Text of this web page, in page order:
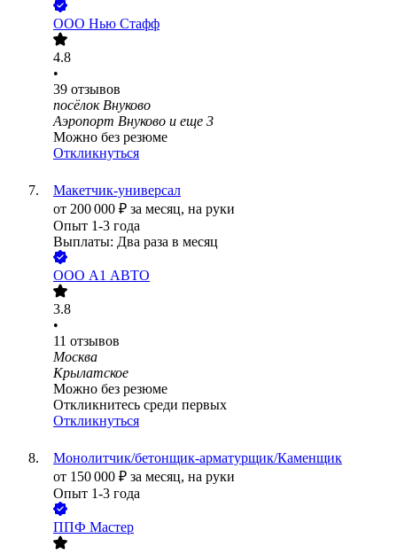
ООО Нью Стафф
4.8
•
39 отзывов
посёлок Внуково
Аэропорт Внуково и еще 3
Можно без резюме
Откликнуться
Макетчик-универсал
от 200 000 ₽ за месяц, на руки
Опыт 1-3 года
Выплаты: Два раза в месяц
ООО А1 АВТО
3.8
•
11 отзывов
Москва
Крылатское
Можно без резюме
Откликнитесь среди первых
Откликнуться
Монолитчик/бетонщик-арматурщик/Каменщик
от 150 000 ₽ за месяц, на руки
Опыт 1-3 года
ППФ Мастер